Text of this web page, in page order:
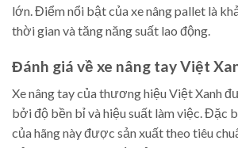
lớn. Điểm nổi bật của xe nâng pallet là
thời gian và tăng năng suất lao động.
Đánh giá về xe nâng tay Việt
Xe nâng tay của thương hiệu Việt Xanh
bởi độ bền bỉ và hiệu suất làm việc. Đặc
của hãng này được sản xuất theo tiêu